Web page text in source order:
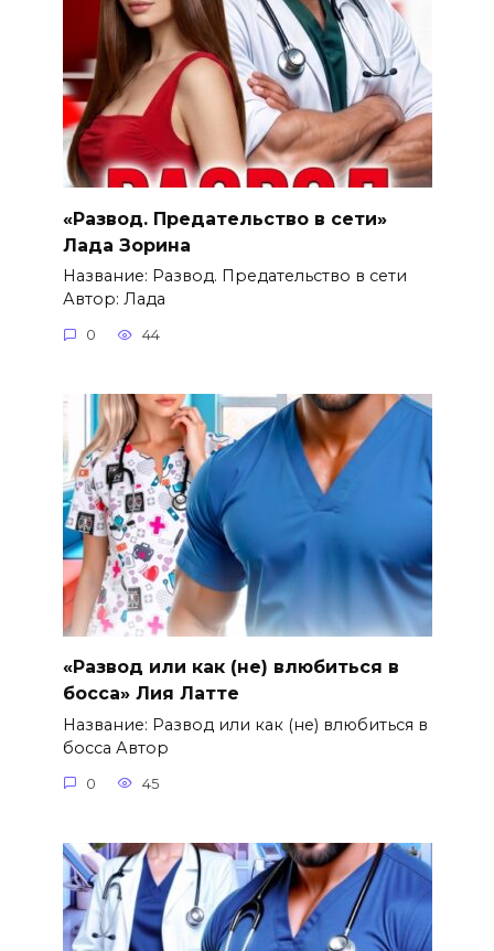
«Развод. Предательство в сети»
Лада Зорина
Название: Развод. Предательство в сети
Автор: Лада
0 44
«Развод или как (не) влюбиться в
босса» Лия Латте
Название: Развод или как (не) влюбиться в
босса Автор
0 45